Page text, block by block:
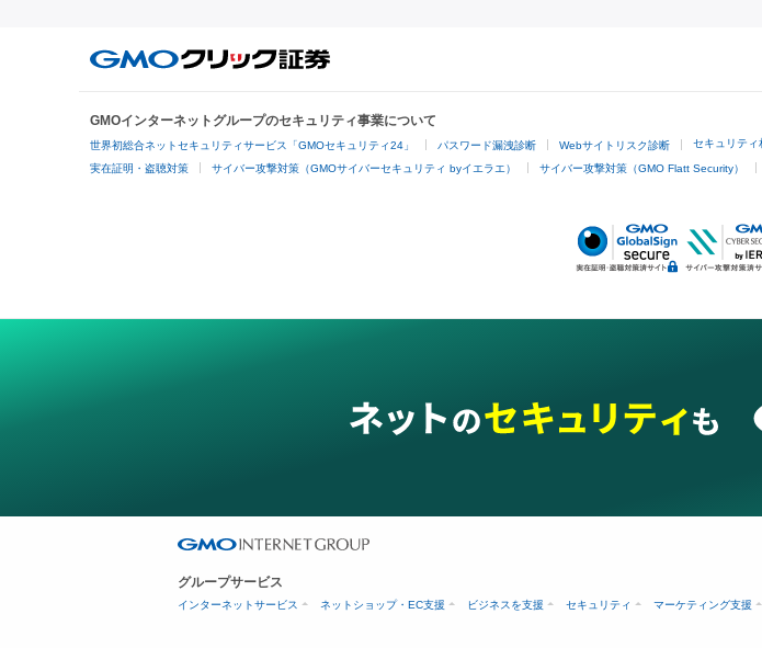
GMOインターネットグループのセキュリティ事業について
世界初総合ネットセキュリティサービス「GMOセキュリティ24」 パスワード漏洩診断 Webサイトリスク診断 セキュリティ
実在証明・盗聴対策 サイバー攻撃対策（GMOサイバーセキュリティ byイエラエ） サイバー攻撃対策（GMO Flatt Security）
グループサービス
インターネットサービス ネットショップ・EC支援 ビジネスを支援 セキュリティ マーケティング支援